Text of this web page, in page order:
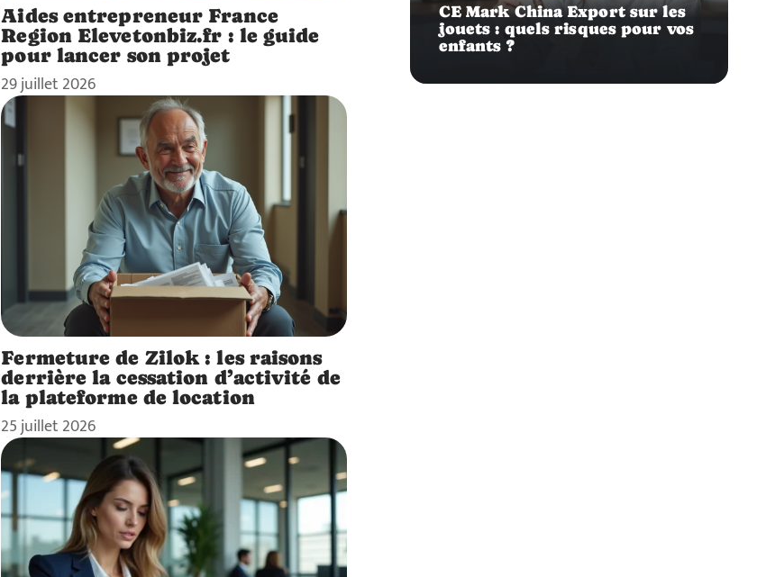
Aides entrepreneur France
Region Elevetonbiz.fr : le guide
pour lancer son projet
29 juillet 2026
Fermeture de Zilok : les raisons
derrière la cessation d’activité de
la plateforme de location
25 juillet 2026
CE Mark China Export sur les
jouets : quels risques pour vos
enfants ?